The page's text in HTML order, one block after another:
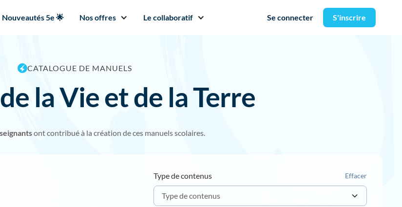
Nouveautés 5e 🌟 Nos offres Le collaboratif Se connecter S'inscrire
CATALOGUE DE MANUELS
la Vie et de la Terre
ont contribué à la création de ces manuels scolaires.
Type de contenus Effacer
Type de contenus